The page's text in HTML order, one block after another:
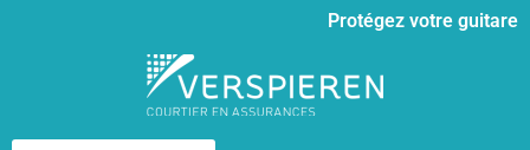
Protégez votre guitare